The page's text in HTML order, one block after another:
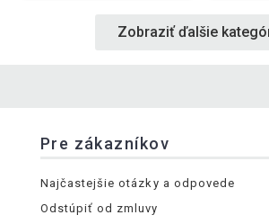
Zobraziť ďalšie
Pre zákazníkov
Najčastejšie otázky a odpovede
Odstúpiť od zmluvy